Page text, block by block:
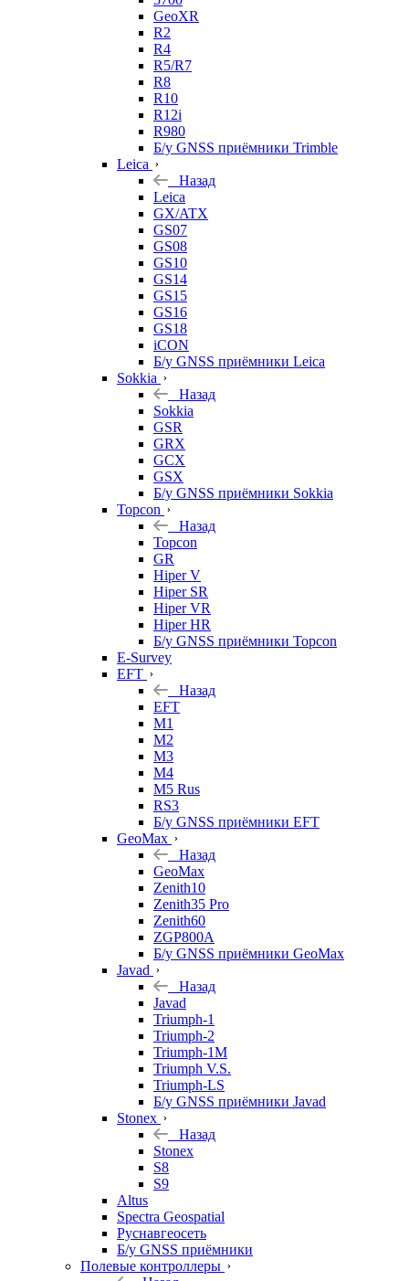
GeoXR
R2
R4
R5/R7
R8
R10
R12i
R980
Б/у GNSS приёмники Trimble
Leica
Назад
Leica
GX/ATX
GS07
GS08
GS10
GS14
GS15
GS16
GS18
iCON
Б/у GNSS приёмники Leica
Sokkia
Назад
Sokkia
GSR
GRX
GCX
GSX
Б/у GNSS приёмники Sokkia
Topcon
Назад
Topcon
GR
Hiper V
Hiper SR
Hiper VR
Hiper HR
Б/у GNSS приёмники Topcon
E-Survey
EFT
Назад
EFT
M1
M2
M3
M4
M5 Rus
RS3
Б/у GNSS приёмники EFT
GeoMax
Назад
GeoMax
Zenith10
Zenith35 Pro
Zenith60
ZGP800A
Б/у GNSS приёмники GeoMax
Javad
Назад
Javad
Triumph-1
Triumph-2
Triumph-1M
Triumph V.S.
Triumph-LS
Б/у GNSS приёмники Javad
Stonex
Назад
Stonex
S8
S9
Altus
Spectra Geospatial
Руснавгеосеть
Б/у GNSS приёмники
Полевые контроллеры